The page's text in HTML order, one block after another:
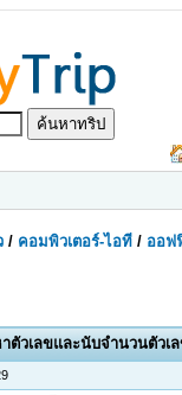
/ คอมพิวเตอร์-ไอที / ออฟ
ตัวเลขและนับจำนวนตัวเ